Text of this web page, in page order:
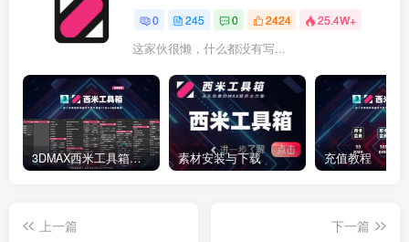
0 245 0 2424 25.4W+
这家伙很懒，什么都没有写...
3DMAX西米工具箱下载 素材安装与下载 充值教程
上一篇
下一篇